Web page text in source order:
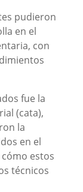
pudieron
en el
con
fue la
(cata),
la
en el
estos
técnicos